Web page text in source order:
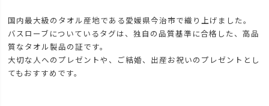
国内最大級のタオル産地である愛媛県今治市で織り上げました。
バスローブについているタグは、独自の品質基準に合格した、高品
質なタオル製品の証です。
大切な人へのプレゼントや、ご結婚、出産お祝いのプレゼントとし
てもおすすめです。